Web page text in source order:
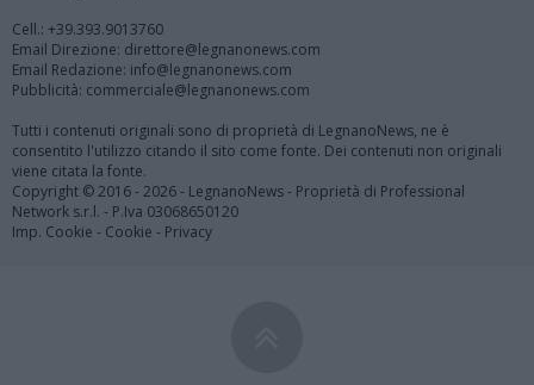
Cell.: +39.393.9013760
Email Direzione: direttore@legnanonews.com
Email Redazione: info@legnanonews.com
Pubblicità: commerciale@legnanonews.com
Tutti i contenuti originali sono di proprietà di LegnanoNews, ne è
consentito l'utilizzo citando il sito come fonte. Dei contenuti non originali
viene citata la fonte.
Copyright © 2016 - 2026 - LegnanoNews - Proprietà di Professional
Network s.r.l. - P.Iva 03068650120
Imp. Cookie - Cookie - Privacy